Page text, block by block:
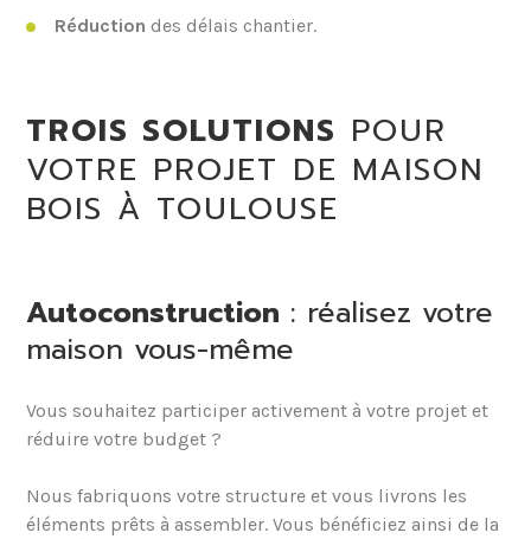
Réduction des délais chantier.
TROIS SOLUTIONS POUR
VOTRE PROJET DE MAISON
BOIS À TOULOUSE
Autoconstruction : réalisez votre
maison vous-même
Vous souhaitez participer activement à votre projet et
réduire votre budget ?
Nous fabriquons votre structure et vous livrons les
éléments prêts à assembler. Vous bénéficiez ainsi de la